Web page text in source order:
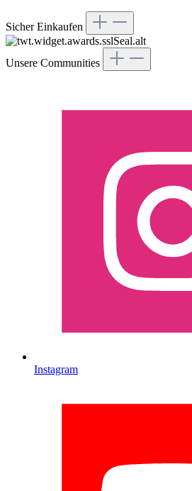
Sicher Einkaufen
Unsere Communities
Instagram